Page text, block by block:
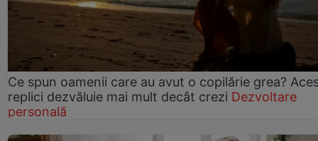
Ce spun oamenii care au avut o copilărie grea?
replici dezvăluie mai mult decât crezi Dezvoltare
personală